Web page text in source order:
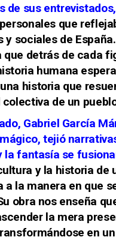
de sus entrevistados,
que
y sociales de
que detrás de cada
humana
historia que
de un
Gabriel García
tejió
la fantasía se
y la historia de
a la manera en que
obra nos enseña
la mera
en